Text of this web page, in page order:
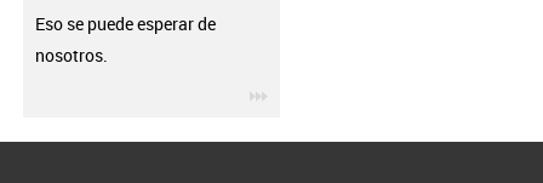
Eso se puede esperar de
nosotros.